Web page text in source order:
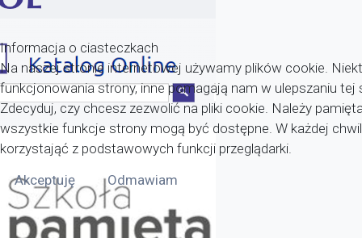
Informacja o ciasteczkach
Na naszej stronie internetowej używamy plików cookie.
funkcjonowania strony, inne pomagają nam w ulepszaniu
Zdecyduj, czy chcesz zezwolić na pliki cookie. Należy
wszystkie funkcje strony mogą być dostępne. W każdej
korzystająć z podstawowych funkcji przeglądarki.
Akceptuję
Odmawiam